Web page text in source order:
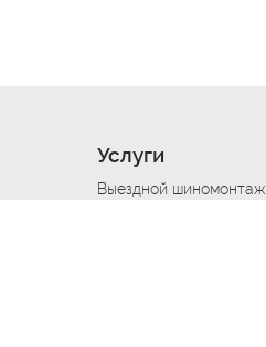
Услуги
Выездной шиномонтаж